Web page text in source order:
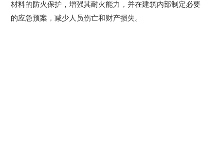
材料的防火保护，增强其耐火能力，并在建筑内部制定必要
的应急预案，减少人员伤亡和财产损失。